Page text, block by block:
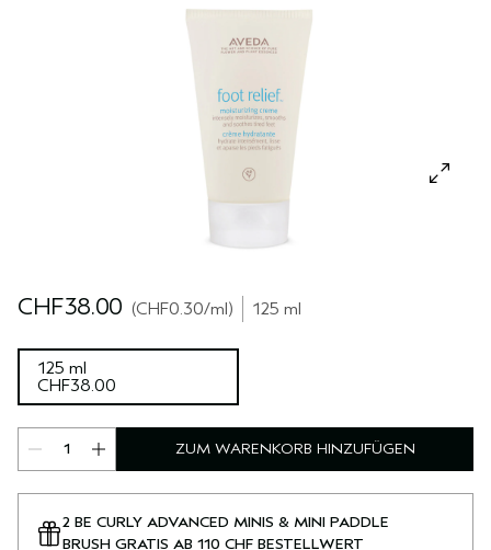
EMPFINDLICHE KOPFHAUT
CHF38.00 CHF0.30/ml 125 ml
125 ml
CHF38.00
ZUM WARENKORB HINZUFÜGEN
2 BE CURLY ADVANCED MINIS & MINI PADDLE
BRUSH GRATIS AB 110 CHF BESTELLWERT